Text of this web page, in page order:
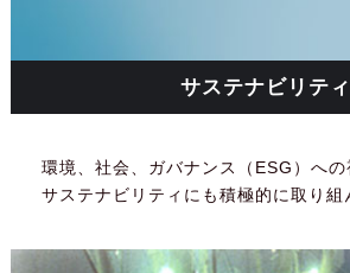
サステナビリティ
環境、社会、ガバナンス（ESG）への
サステナビリティにも積極的に取り組